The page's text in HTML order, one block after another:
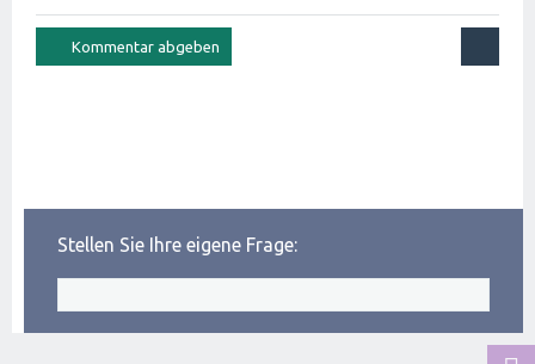
Stellen Sie Ihre eigene Frage: